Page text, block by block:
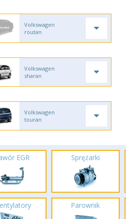
Volkswagen
routan
Volkswagen
sharan
Volkswagen
touran
EGR Sprężarki
Parownik